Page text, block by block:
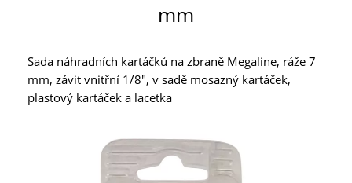
mm
Sada náhradních kartáčků na zbraně Megaline, ráže 7
mm, závit vnitřní 1/8", v sadě mosazný kartáček,
plastový kartáček a lacetka